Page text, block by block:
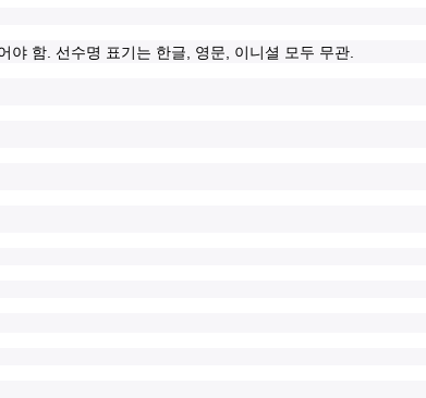
야 함. 선수명 표기는 한글, 영문, 이니셜 모두 무관.